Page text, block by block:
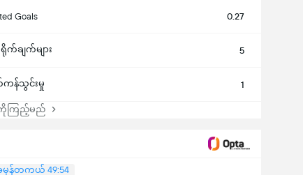
Goals 0.27
ရိုက်ချက်များ 5
ကန်သွင်းမှု 1
ကြည့်မည်
န်တကယ် 49:54